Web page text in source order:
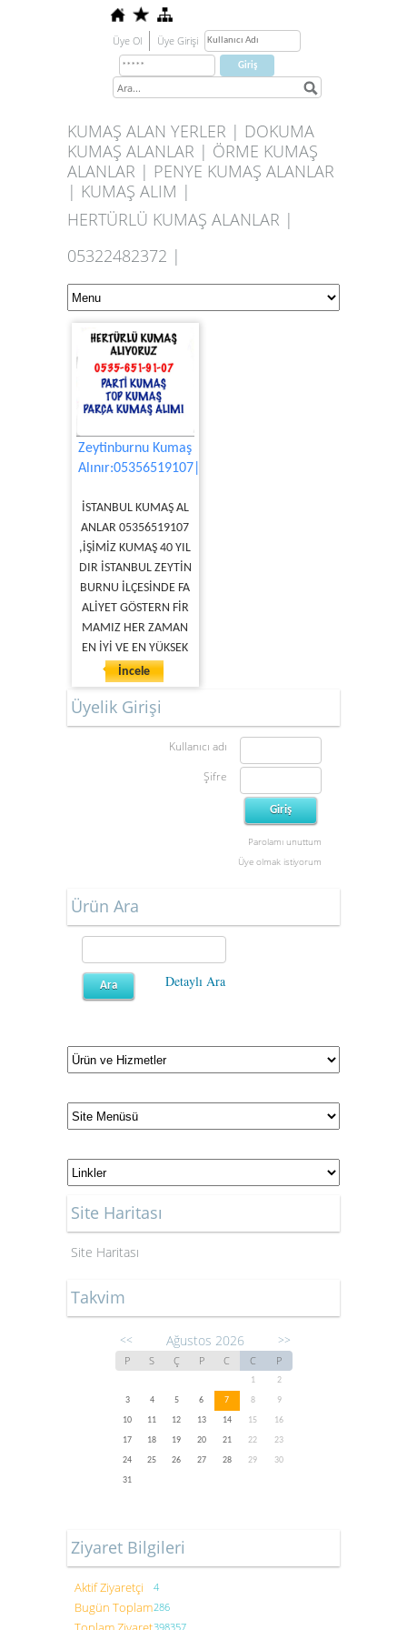
Üye Ol Üye Girişi
KUMAŞ ALAN YERLER | DOKUMA
KUMAŞ ALANLAR | ÖRME KUMAŞ
ALANLAR | PENYE KUMAŞ ALANLAR
| KUMAŞ ALIM |
HERTÜRLÜ KUMAŞ ALANLAR |
05322482372 |
Zeytinburnu Kumaş
Alınır:05356519107|
İSTANBUL KUMAŞ AL
ANLAR 05356519107
,İŞİMİZ KUMAŞ 40 YIL
DIR İSTANBUL ZEYTİN
BURNU İLÇESİNDE FA
ALİYET GÖSTERN FİR
MAMIZ HER ZAMAN
EN İYİ VE EN YÜKSEK
İncele
Üyelik Girişi
Kullanıcı adı
Şifre
Parolamı unuttum
Üye olmak istiyorum
Ürün Ara
Detaylı Ara
Site Haritası
Site Haritası
Takvim
<< Ağustos 2026 >>
P S Ç P C C P
1
2
3
4 5 6 7 8
9
10
11 12 13 14 15
16
17
18 19 20 21 22
23
24
25 26 27 28 29
30
31
Ziyaret Bilgileri
Aktif Ziyaretçi 4
Bugün Toplam286
398357